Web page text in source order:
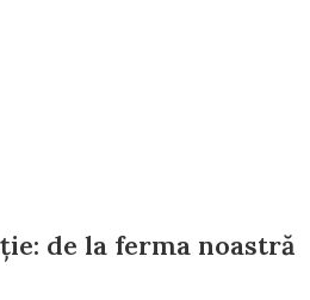
de la ferma noastră